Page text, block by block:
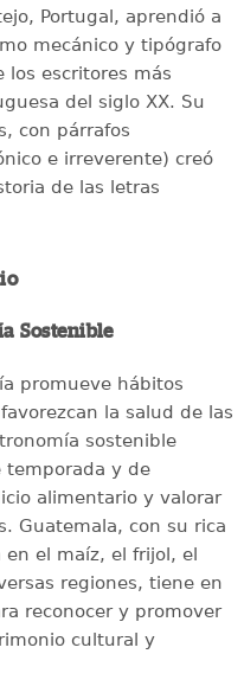
Portugal, aprendió a
mecánico y tipógrafo
los escritores más
del siglo XX. Su
con párrafos
e irreverente) creó
de las letras
Sostenible
promueve hábitos
la salud de las
sostenible
temporada y de
alimentario y valorar
Guatemala, con su rica
el maíz, el frijol, el
regiones, tiene en
reconocer y promover
cultural y